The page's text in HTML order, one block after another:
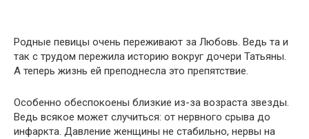
Родные певицы очень переживают за Любовь. Ведь та и
так с трудом пережила историю вокруг дочери Татьяны.
А теперь жизнь ей преподнесла это препятствие.
Особенно обеспокоены близкие из-за возраста звезды.
Ведь всякое может случиться: от нервного срыва до
инфаркта. Давление женщины не стабильно, нервы на